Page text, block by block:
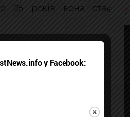
25 років вона стає
у Facebook: